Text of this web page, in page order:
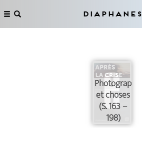
Diaphanes
Photographie
et choses
(S. 163 –
198)